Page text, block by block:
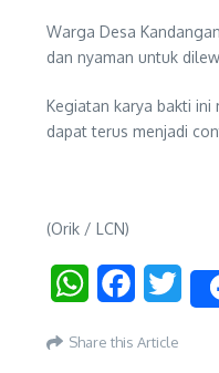
Warga Desa
dan nyaman untuk
Kegiatan karya bakti
dapat terus menjadi
(Orik / LCN)
WhatsAppFacebook
Share this Article